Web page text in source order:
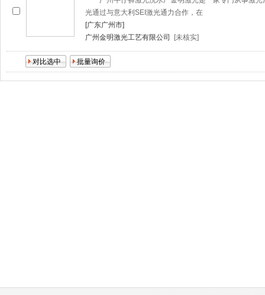
光通过与意大利SEI激光通力合作，在
[广东广州市]
广州金明激光工艺有限公司
[未核实]